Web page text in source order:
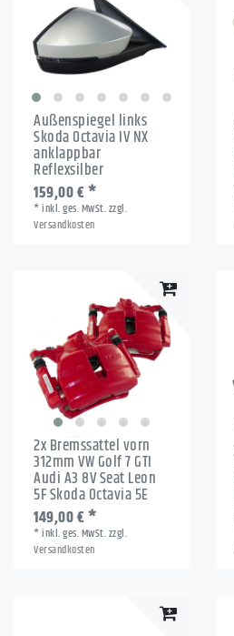
Außenspiegel links
Skoda Octavia IV NX
anklappbar
Reflexsilber
159,00 € *
*inkl. ges. MwSt.zzgl.
Versandkosten
2x Bremssattel vorn
312mm VW Golf 7 GTI
Audi A3 8V Seat Leon
5F Skoda Octavia 5E
149,00 € *
*inkl. ges. MwSt.zzgl.
Versandkosten